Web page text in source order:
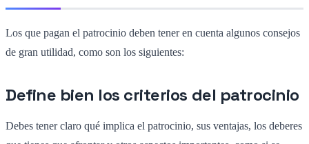
Los que pagan el patrocinio deben tener en cuenta algunos consejos
de gran utilidad, como son los siguientes:
Define bien los criterios del patrocinio
Debes tener claro qué implica el patrocinio, sus ventajas, los deberes